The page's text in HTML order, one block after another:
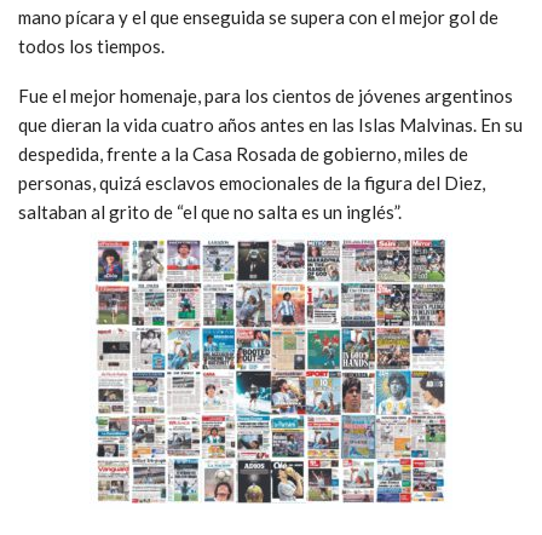
mano pícara y el que enseguida se supera con el mejor gol de
todos los tiempos.
Fue el mejor homenaje, para los cientos de jóvenes argentinos
que dieran la vida cuatro años antes en las Islas Malvinas. En su
despedida, frente a la Casa Rosada de gobierno, miles de
personas, quizá esclavos emocionales de la figura del Diez,
saltaban al grito de “el que no salta es un inglés”.